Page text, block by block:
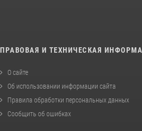
ПРАВОВАЯ И ТЕХНИЧЕСКАЯ
О сайте
Об использовании информации сайта
Правила обработки персональных данных
Сообщить об ошибках